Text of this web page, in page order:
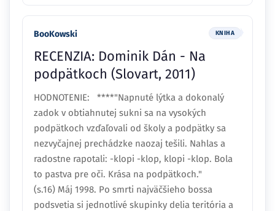
BooKowski KNIHA
RECENZIA: Dominik Dán - Na
podpätkoch (Slovart, 2011)
HODNOTENIE: ****"Napnuté lýtka a dokonalý
zadok v obtiahnutej sukni sa na vysokých
podpätkoch vzďaľovali od školy a podpätky sa
nezvyčajnej prechádzke naozaj tešili. Nahlas a
radostne rapotali: -klopi -klop, klopi -klop. Bola
to pastva pre oči. Krása na podpätkoch."
(s.16) Máj 1998. Po smrti najväčšieho bossa
podsvetia si jednotlivé skupinky delia teritória a